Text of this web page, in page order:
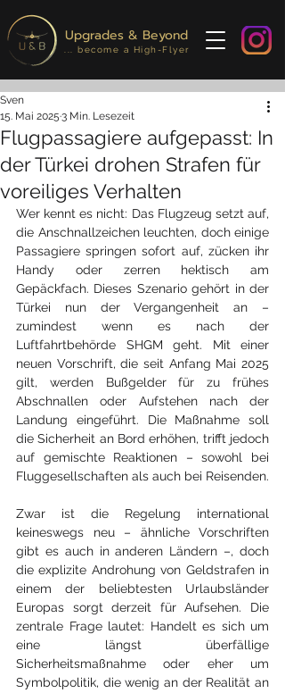
Upgrades & Beyond
... become a High-Flyer
Flugpassagiere aufgepasst: In
der Türkei drohen Strafen für
voreiliges Verhalten
Sven
15. Mai 2025 3 Min. Lesezeit
Wer kennt es nicht: Das Flugzeug setzt auf,
die Anschnallzeichen leuchten, doch einige
Passagiere springen sofort auf, zücken ihr
Handy oder zerren hektisch am
Gepäckfach. Dieses Szenario gehört in der
Türkei nun der Vergangenheit an –
zumindest wenn es nach der
Luftfahrtbehörde SHGM geht. Mit einer
neuen Vorschrift, die seit Anfang Mai 2025
gilt, werden Bußgelder für zu frühes
Abschnallen oder Aufstehen nach der
Landung eingeführt. Die Maßnahme soll
die Sicherheit an Bord erhöhen, trifft jedoch
auf gemischte Reaktionen – sowohl bei
Fluggesellschaften als auch bei Reisenden.
Zwar ist die Regelung international
keineswegs neu – ähnliche Vorschriften
gibt es auch in anderen Ländern –, doch
die explizite Androhung von Geldstrafen in
einem der beliebtesten Urlaubsländer
Europas sorgt derzeit für Aufsehen. Die
zentrale Frage lautet: Handelt es sich um
eine längst überfällige
Sicherheitsmaßnahme oder eher um
Symbolpolitik, die wenig an der Realität an